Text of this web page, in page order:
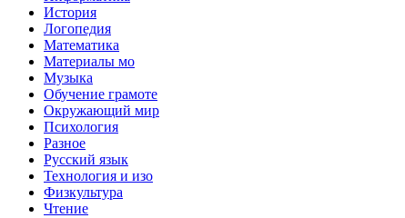
История
Логопедия
Математика
Материалы мо
Музыка
Обучение грамоте
Окружающий мир
Психология
Разное
Русский язык
Технология и изо
Физкультура
Чтение